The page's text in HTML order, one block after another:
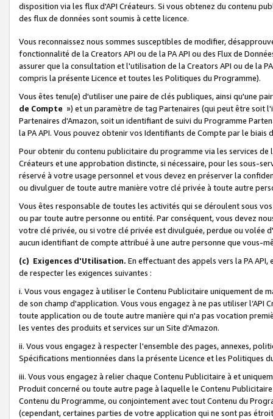
disposition via les flux d'API Créateurs. Si vous obtenez du contenu
des flux de données sont soumis à cette licence.
Vous reconnaissez nous sommes susceptibles de modifier,
fonctionnalité de la Creators API ou de la PA API ou des Flux de
assurer que la consultation et l'utilisation de la Creators API ou de la
compris la présente Licence et toutes les Politiques du Programme).
Vous êtes tenu(e) d'utiliser une paire de clés publiques, ainsi qu'une
de Compte ») et un paramètre de tag Partenaires (qui peut être soit
Partenaires d'Amazon, soit un identifiant de suivi du Programme
la PA API. Vous pouvez obtenir vos Identifiants de Compte par le biais
Pour obtenir du contenu publicitaire du programme via les services
Créateurs et une approbation distincte, si nécessaire, pour les sous-
réservé à votre usage personnel et vous devez en préserver la
ou divulguer de toute autre manière votre clé privée à toute autre
Vous êtes responsable de toutes les activités qui se déroulent sous
ou par toute autre personne ou entité. Par conséquent, vous devez
votre clé privée, ou si votre clé privée est divulguée, perdue ou volée
aucun identifiant de compte attribué à une autre personne que vous-
(c) Exigences d'Utilisation. En effectuant des appels vers la PA
de respecter les exigences suivantes :
i. Vous vous engagez à utiliser le Contenu Publicitaire uniquement de
de son champ d'application. Vous vous engagez à ne pas utiliser l’API
toute application ou de toute autre manière qui n'a pas vocation
les ventes des produits et services sur un Site d'Amazon.
ii. Vous vous engagez à respecter l'ensemble des pages, annexes,
Spécifications mentionnées dans la présente Licence et les Politiques
iii. Vous vous engagez à relier chaque Contenu Publicitaire à et
Produit concerné ou toute autre page à laquelle le Contenu
Contenu du Programme, ou conjointement avec tout Contenu du
(cependant, certaines parties de votre application qui ne sont pas